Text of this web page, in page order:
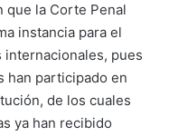
que la Corte Penal
instancia para el
pues
han participado en
de los cuales
ya han recibido